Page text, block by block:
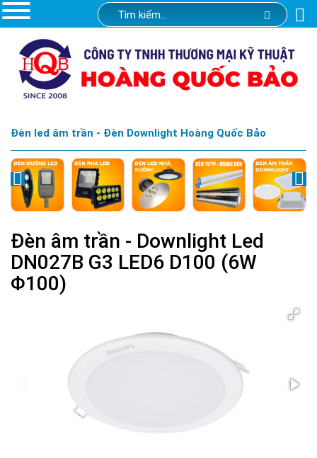
Đèn led âm trần - Đèn Downlight Hoàng Quốc Bảo
Đèn âm trần - Downlight Led
DN027B G3 LED6 D100 (6W
Φ100)